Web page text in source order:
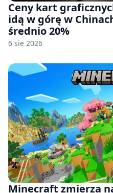
Ceny kart
idą w górę w
średnio 20%
6 sie 2026
Minecraft zmierza